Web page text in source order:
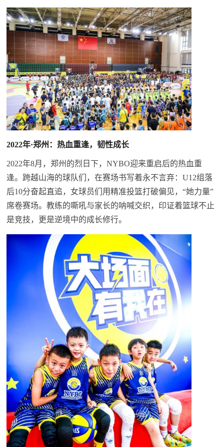
2022年·郑州：热血重逢，韧性成长
2022年8月，郑州的烈日下，NYBO迎来重启后的热血重
逢。跨越山海的球队们，在赛场书写着永不言弃：U12组落
后10分奋起直追，女球员们用精准投篮打破偏见，“她力量”
席卷赛场。教练的嘶吼与家长的呐喊交织，印证着篮球不止
是竞技，更是逆境中的成长修行。